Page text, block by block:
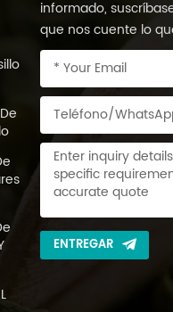
informado,
que nos cuente lo
ENTREGAR